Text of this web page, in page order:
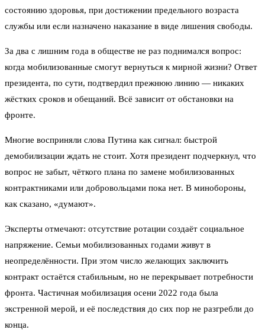
состоянию здоровья, при достижении предельного возраста
службы или если назначено наказание в виде лишения свободы.
За два с лишним года в обществе не раз поднимался вопрос:
когда мобилизованные смогут вернуться к мирной жизни? Ответ
президента, по сути, подтвердил прежнюю линию — никаких
жёстких сроков и обещаний. Всё зависит от обстановки на
фронте.
Многие восприняли слова Путина как сигнал: быстрой
демобилизации ждать не стоит. Хотя президент подчеркнул, что
вопрос не забыт, чёткого плана по замене мобилизованных
контрактниками или добровольцами пока нет. В минобороны,
как сказано, «думают».
Эксперты отмечают: отсутствие ротации создаёт социальное
напряжение. Семьи мобилизованных годами живут в
неопределённости. При этом число желающих заключить
контракт остаётся стабильным, но не перекрывает потребности
фронта. Частичная мобилизация осени 2022 года была
экстренной мерой, и её последствия до сих пор не разгребли до
конца.